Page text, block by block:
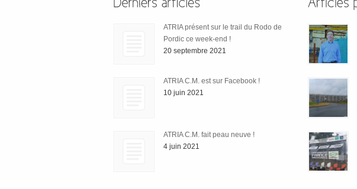
ATRIA présent sur le trail du Rodo de
Pordic ce week-end !
20 septembre 2021
ATRIA C.M. est sur Facebook !
10 juin 2021
ATRIA C.M. fait peau neuve !
4 juin 2021